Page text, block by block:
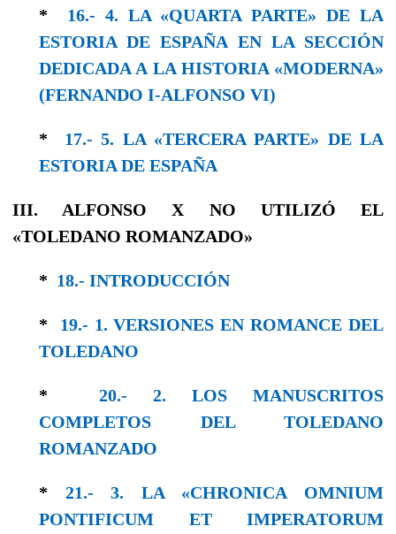
* 16.- 4. LA «QUARTA PARTE» DE LA
ESTORIA DE ESPAÑA EN LA SECCIÓN
DEDICADA A LA HISTORIA «MODERNA»
(FERNANDO I-ALFONSO VI)
* 17.- 5. LA «TERCERA PARTE» DE LA
ESTORIA DE ESPAÑA
III. ALFONSOX NO UTILIZÓ EL
«TOLEDANO ROMANZADO»
* 18.- INTRODUCCIÓN
* 19.- 1. VERSIONES EN ROMANCE DEL
TOLEDANO
* 20.- 2. LOS MANUSCRITOS
COMPLETOS DEL TOLEDANO
ROMANZADO
* 21.- 3. LA «CHRONICA OMNIUM
PONTIFICUM ET IMPERATORUM